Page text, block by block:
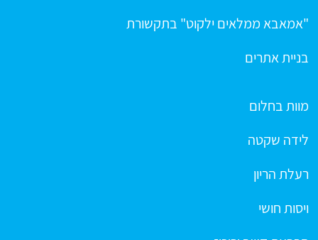
"אמאבא ממלאים ילקוט" בתקשורת
בניית אתרים
מוות בחלום
לידה שקטה
רעלת הריון
ויסות חושי